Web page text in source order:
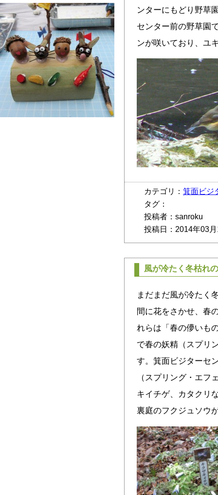
ンターにもどり野草
センター前の野草園
ンが咲いており、ユ
カテゴリ： 箕面ビジ
タグ：
投稿者：sanroku
投稿日：2014年03
風が冷たく冬枯れ
まだまだ風が冷たく
間に花をさかせ、春
れらは「春の儚いも
で春の妖精（スプリ
す。箕面ビジターセ
（スプリング・エフ
キイチゲ、カタクリ
裏庭のフクジュソウ